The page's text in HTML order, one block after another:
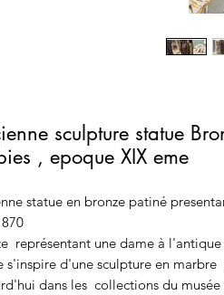
sculpture statue
, epoque XIX eme
statue en bronze patiné
représentant une dame à
s'inspire d'une sculpture en
dans les collections du musée